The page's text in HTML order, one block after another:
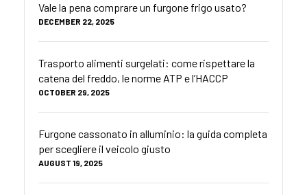
Vale la pena comprare un furgone frigo usato?
DECEMBER 22, 2025
Trasporto alimenti surgelati: come rispettare la
catena del freddo, le norme ATP e l’HACCP
OCTOBER 29, 2025
Furgone cassonato in alluminio: la guida completa
per scegliere il veicolo giusto
AUGUST 19, 2025